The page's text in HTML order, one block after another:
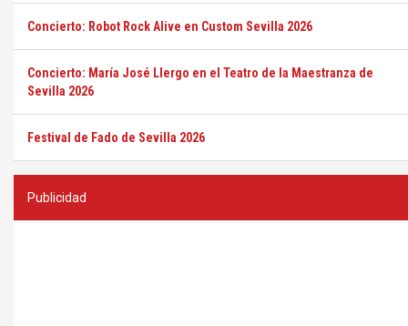
Concierto: Robot Rock Alive en Custom Sevilla 2026
Concierto: María José Llergo en el Teatro de la Maestranza de
Sevilla 2026
Festival de Fado de Sevilla 2026
Publicidad